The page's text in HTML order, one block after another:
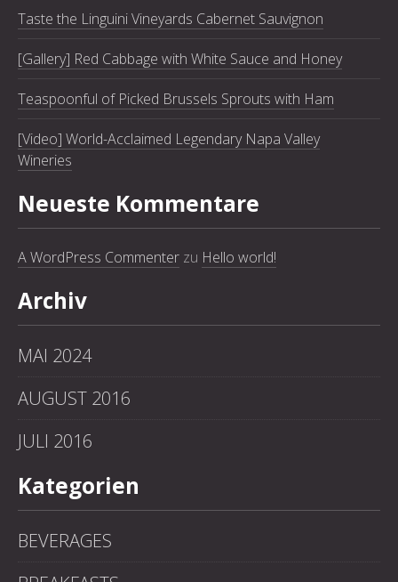
Taste the Linguini Vineyards Cabernet Sauvignon
[Gallery] Red Cabbage with White Sauce and Honey
Teaspoonful of Picked Brussels Sprouts with Ham
[Video] World-Acclaimed Legendary Napa Valley
Wineries
Neueste Kommentare
A WordPress Commenter zu Hello world!
Archiv
MAI 2024
AUGUST 2016
JULI 2016
Kategorien
BEVERAGES